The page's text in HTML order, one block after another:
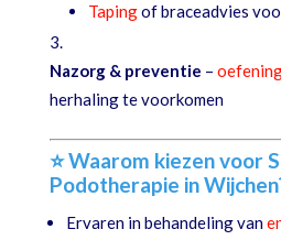
Tapingof braceadvies
Nazorg & preventie –
herhaling te voorkomen
⭐ Waarom kiezen voor
Podotherapie in
Ervaren in behandeling van